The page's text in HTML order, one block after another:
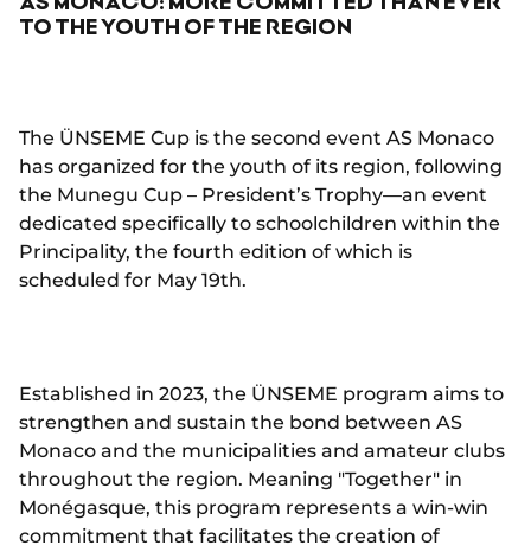
TO THE YOUTH OF THE REGION
The ÜNSEME Cup is the second event AS Monaco
has organized for the youth of its region, following
the Munegu Cup – President’s Trophy—an event
dedicated specifically to schoolchildren within the
Principality, the fourth edition of which is
scheduled for May 19th.
Established in 2023, the ÜNSEME program aims to
strengthen and sustain the bond between AS
Monaco and the municipalities and amateur clubs
throughout the region. Meaning "Together" in
Monégasque, this program represents a win-win
commitment that facilitates the creation of